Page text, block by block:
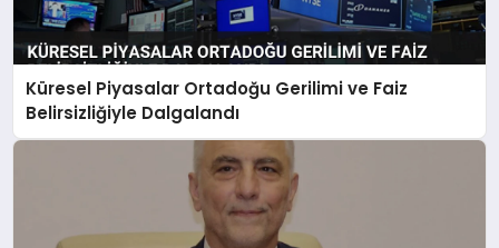
Küresel Piyasalar Ortadoğu Gerilimi ve Faiz
Belirsizliğiyle Dalgalandı